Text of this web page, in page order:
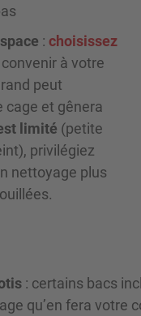
: choisissez
à votre
peut
cage et gênera
limité (petite
privilégiez
nettoyage plus
: certains bacs
qu’en fera